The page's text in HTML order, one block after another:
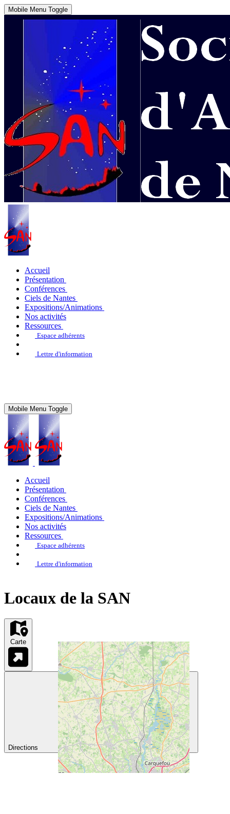
Mobile Menu Toggle
Accueil
Présentation
Conférences
Ciels de Nantes
Expositions/Animations
Nos activités
Ressources
Espace adhérents
Lettre d'information
Mobile Menu Toggle
Accueil
Présentation
Conférences
Ciels de Nantes
Expositions/Animations
Nos activités
Ressources
Espace adhérents
Lettre d'information
Locaux de la SAN
Carte
Directions